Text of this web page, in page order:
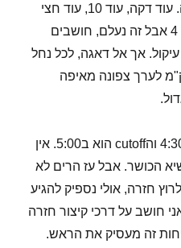
שיניים ורגליים והולכים קדימה. עוד דקה, עוד 10, עוד חצי
שעה. שומעים לרגע את כביש 4 אבל זה נעלם, חושבים
אך אל דאגה, לכל נחל
סוף, וגם של זה מגיע. 10 ק"מ לערך צפונה מאיפה
מתקשרים לעז הרים. השעה 4:30 והcutoff הוא ב5:00. אין
הכושר. אבל עז הרים לא
חזרה, אולי נספיק להגיע
חושב על דרכי קיצור חזרה
20 לעבר 21.. לפחות זה מעסיק את הראש.